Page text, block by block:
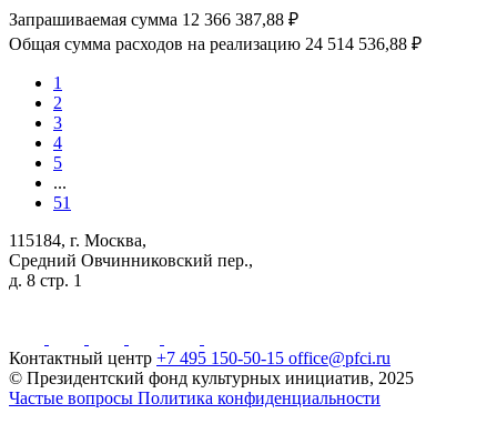
Запрашиваемая сумма 12 366 387,88 ₽
Общая сумма расходов на реализацию 24 514 536,88 ₽
1
2
3
4
5
...
51
115184, г. Москва,
Средний Овчинниковский пер.,
д. 8 стр. 1
Контактный центр +7 495 150-50-15 office@pfci.ru
© Президентский фонд культурных инициатив, 2025
Частые вопросы Политика конфиденциальности